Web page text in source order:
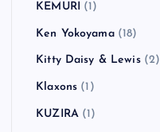
KEMURI (1)
Ken Yokoyama(18)
Kitty Daisy & Lewis(2)
Klaxons (1)
KUZIRA(1)